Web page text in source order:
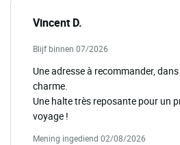
Vincent D.
Blijf binnen 07/2026
Une adresse à recommander,
charme.
Une halte très reposante pour un
voyage !
Mening ingediend 02/08/2026